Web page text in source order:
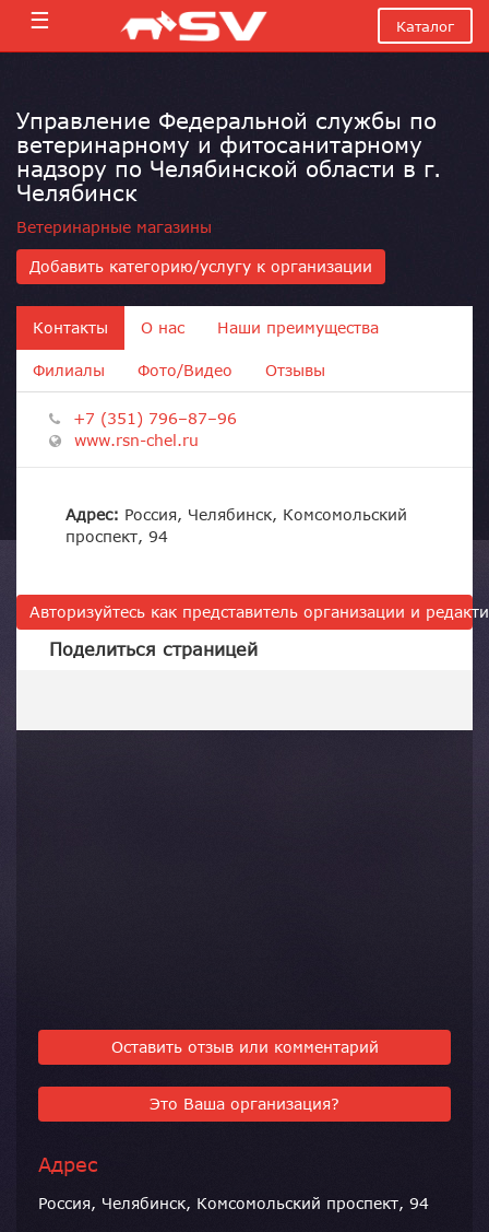
☰ Каталог
Управление Федеральной службы по
ветеринарному и фитосанитарному
надзору по Челябинской области в г.
Челябинск
Ветеринарные магазины
Добавить категорию/услугу к организации
Контакты О нас Наши преимущества
Филиалы Фото/Видео Отзывы
+7 (351) 796–87–96
www.rsn-chel.ru
Адрес: Россия, Челябинск, Комсомольский
проспект, 94
Авторизуйтесь как представитель организации и
Поделиться страницей
Оставить отзыв или комментарий
Это Ваша организация?
Адрес
Россия, Челябинск, Комсомольский проспект, 94